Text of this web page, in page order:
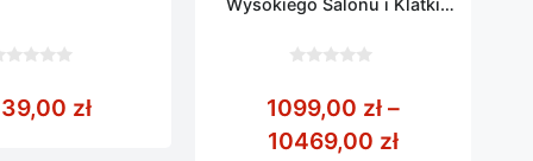
389,00 zł do 2699,00 zł
zł
5
1099,00 zł –
10469,00 złZakres cen: